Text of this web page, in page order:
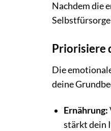
Nachdem die
Priorisiere
Die
deine
Ernährung:
stärkt dein